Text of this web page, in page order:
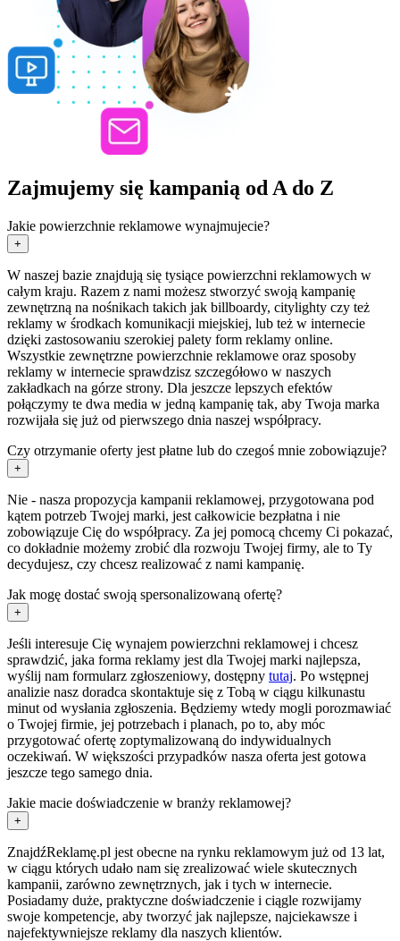
Zajmujemy się kampanią od A do Z
Jakie powierzchnie reklamowe wynajmujecie?
+
W naszej bazie znajdują się tysiące powierzchni reklamowych w
całym kraju. Razem z nami możesz stworzyć swoją kampanię
zewnętrzną na nośnikach takich jak billboardy, citylighty czy też
reklamy w środkach komunikacji miejskiej, lub też w internecie
dzięki zastosowaniu szerokiej palety form reklamy online.
Wszystkie zewnętrzne powierzchnie reklamowe oraz sposoby
reklamy w internecie sprawdzisz szczegółowo w naszych
zakładkach na górze strony. Dla jeszcze lepszych efektów
połączymy te dwa media w jedną kampanię tak, aby Twoja marka
rozwijała się już od pierwszego dnia naszej współpracy.
Czy otrzymanie oferty jest płatne lub do czegoś mnie zobowiązuje?
+
Nie - nasza propozycja kampanii reklamowej, przygotowana pod
kątem potrzeb Twojej marki, jest całkowicie bezpłatna i nie
zobowiązuje Cię do współpracy. Za jej pomocą chcemy Ci pokazać,
co dokładnie możemy zrobić dla rozwoju Twojej firmy, ale to Ty
decydujesz, czy chcesz realizować z nami kampanię.
Jak mogę dostać swoją spersonalizowaną ofertę?
+
Jeśli interesuje Cię wynajem powierzchni reklamowej i chcesz
sprawdzić, jaka forma reklamy jest dla Twojej marki najlepsza,
wyślij nam formularz zgłoszeniowy, dostępny tutaj. Po wstępnej
analizie nasz doradca skontaktuje się z Tobą w ciągu kilkunastu
minut od wysłania zgłoszenia. Będziemy wtedy mogli porozmawiać
o Twojej firmie, jej potrzebach i planach, po to, aby móc
przygotować ofertę zoptymalizowaną do indywidualnych
oczekiwań. W większości przypadków nasza oferta jest gotowa
jeszcze tego samego dnia.
Jakie macie doświadczenie w branży reklamowej?
+
ZnajdźReklamę.pl jest obecne na rynku reklamowym już od 13 lat,
w ciągu których udało nam się zrealizować wiele skutecznych
kampanii, zarówno zewnętrznych, jak i tych w internecie.
Posiadamy duże, praktyczne doświadczenie i ciągle rozwijamy
swoje kompetencje, aby tworzyć jak najlepsze, najciekawsze i
najefektywniejsze reklamy dla naszych klientów.